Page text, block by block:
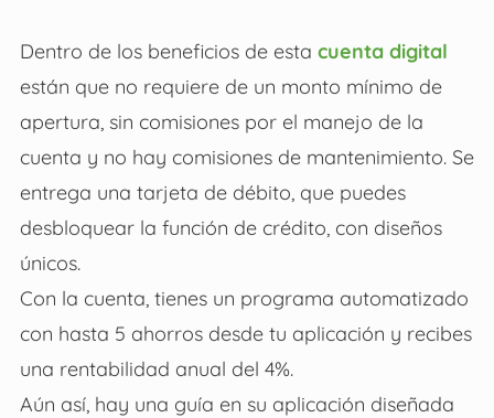
Dentro de los beneficios de esta cuenta digital
están que no requiere de un monto mínimo de
apertura, sin comisiones por el manejo de la
cuenta y no hay comisiones de mantenimiento. Se
entrega una tarjeta de débito, que puedes
desbloquear la función de crédito, con diseños
únicos.
Con la cuenta, tienes un programa automatizado
con hasta 5 ahorros desde tu aplicación y recibes
una rentabilidad anual del 4%.
Aún así, hay una guía en su aplicación diseñada